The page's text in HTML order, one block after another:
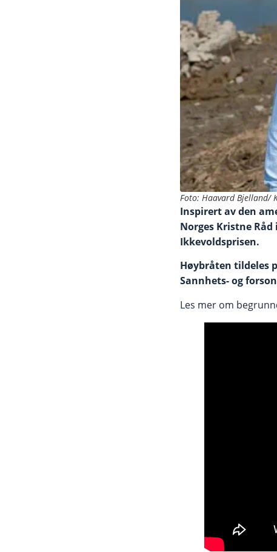
Foto: Haavard Bjelland/
Inspirert av den
Norges Kristne
Ikkevoldsprisen.
Høybråten tildeles
Sannhets- og
Les mer om